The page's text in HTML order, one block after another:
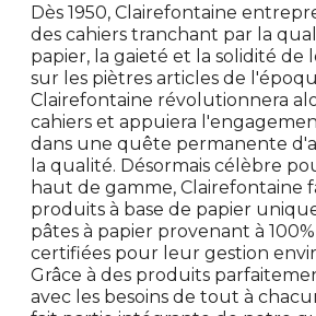
Dès 1950, Clairefontaine
des cahiers tranchant par la
papier, la gaieté et la solidité
sur les piètres articles de
Clairefontaine révolutionnera
cahiers et appuiera
dans une quête permanente
la qualité. Désormais célèbre
haut de gamme, Clairefontaine
produits à base de papier
pâtes à papier provenant à
certifiées pour leur gestion
Grâce à des produits
avec les besoins de tout à